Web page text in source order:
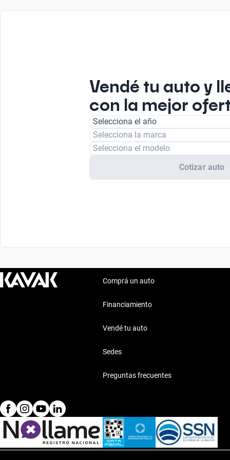
Vendé tu auto y
con la mejor
Selecciona el año
Selecciona la marca
Selecciona el modelo
Cotizar auto
Comprá un auto
Financiamiento
Vendé tu auto
Sedes
Preguntas frecuentes